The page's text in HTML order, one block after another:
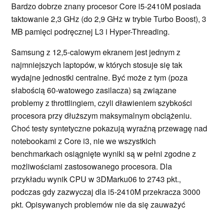
Bardzo dobrze znany procesor Core i5-2410M posiada
taktowanie 2,3 GHz (do 2,9 GHz w trybie Turbo Boost), 3
MB pamięci podręcznej L3 i Hyper-Threading.
Samsung z 12,5-calowym ekranem jest jednym z
najmniejszych laptopów, w których stosuje się tak
wydajne jednostki centralne. Być może z tym (poza
słabością 60-watowego zasilacza) są związane
problemy z throttlingiem, czyli dławieniem szybkości
procesora przy dłuższym maksymalnym obciążeniu.
Choć testy syntetyczne pokazują wyraźną przewagę nad
notebookami z Core i3, nie we wszystkich
benchmarkach osiągnięte wyniki są w pełni zgodne z
możliwościami zastosowanego procesora. Dla
przykładu wynik CPU w 3DMarku06 to 2743 pkt.,
podczas gdy zazwyczaj dla i5-2410M przekracza 3000
pkt. Opisywanych problemów nie da się zauważyć